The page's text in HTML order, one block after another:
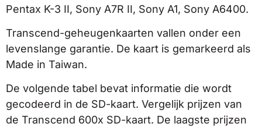
Pentax K-3 II, Sony A7R II, Sony A1, Sony A6400.
Transcend-geheugenkaarten vallen onder een
levenslange garantie. De kaart is gemarkeerd als
Made in Taiwan.
De volgende tabel bevat informatie die wordt
gecodeerd in de SD-kaart. Vergelijk prijzen van
de Transcend 600x SD-kaart. De laagste prijzen